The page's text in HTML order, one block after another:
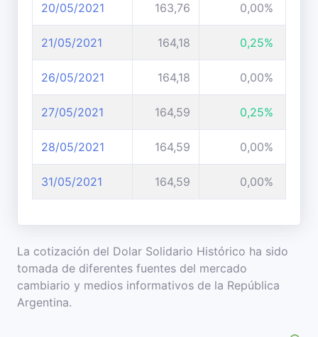
20/05/2021 163,76 0,00%
21/05/2021 164,18 0,25%
26/05/2021 164,18 0,00%
27/05/2021 164,59 0,25%
28/05/2021 164,59 0,00%
31/05/2021 164,59 0,00%
La cotización del Dolar Solidario Histórico ha sido
tomada de diferentes fuentes del mercado
cambiario y medios informativos de la República
Argentina.